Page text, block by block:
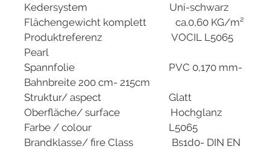
Kedersystem Uni-schwarz
Flächengewicht komplett ca.0,60 KG/m²
Produktreferenz VOCIL L5065
Pearl
Spannfolie PVC 0,170 mm-
Bahnbreite 200 cm- 215cm
Struktur/ aspect Glatt
Oberfläche/ surface Hochglanz
Farbe / colour L5065
Brandklasse/ fire Class Bs1d0- DIN EN